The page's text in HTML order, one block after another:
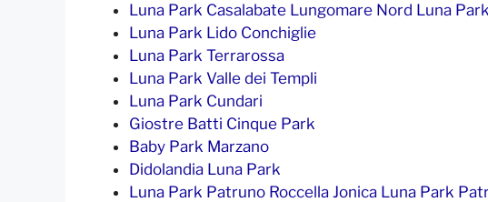
Luna Park Casalabate Lungomare Nord Luna
Luna Park Lido Conchiglie
Luna Park Terrarossa
Luna Park Valle dei Templi
Luna Park Cundari
Giostre Batti Cinque Park
Baby Park Marzano
Didolandia Luna Park
Luna Park Patruno Roccella Jonica Luna Park